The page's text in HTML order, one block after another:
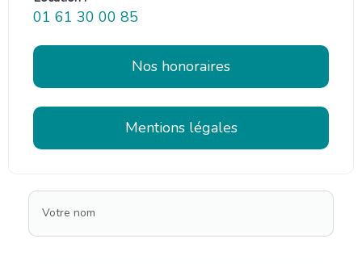
01 61 30 00 85
Nos honoraires
Mentions légales
Votre nom